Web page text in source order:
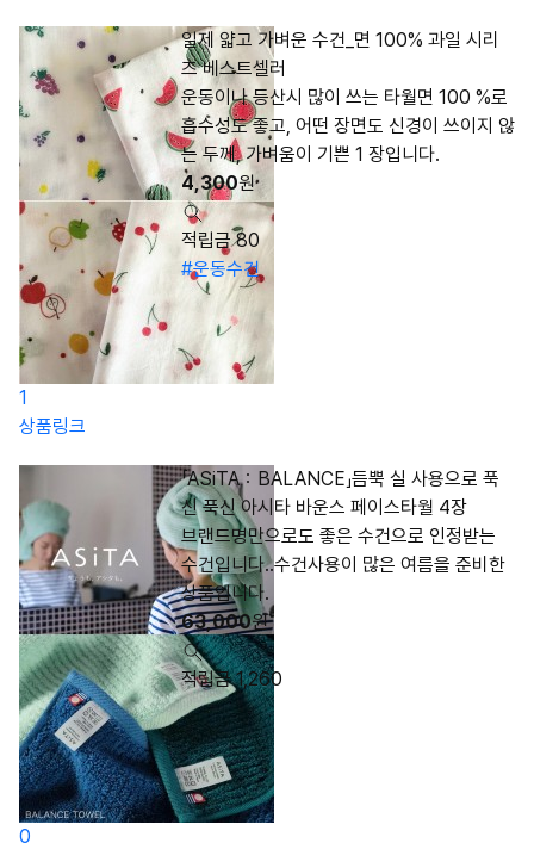
1
일제 얇고 가벼운 수건_면 100% 과일 시리
즈 베스트셀러
운동이나 등산시 많이 쓰는 타월면 100 %로
흡수성도 좋고, 어떤 장면도 신경이 쓰이지 않
는 두께, 가벼움이 기쁜 1 장입니다.
4,300원
적립금 80
#운동수건
상품링크
0
「ASiTA：BALANCE」듬뿍 실 사용으로 푹
신 푹신 아시타 바운스 페이스타월 4장
브랜드명만으로도 좋은 수건으로 인정받는
수건입니다..수건사용이 많은 여름을 준비한
상품입니다.
63,000원
적립금 1,260